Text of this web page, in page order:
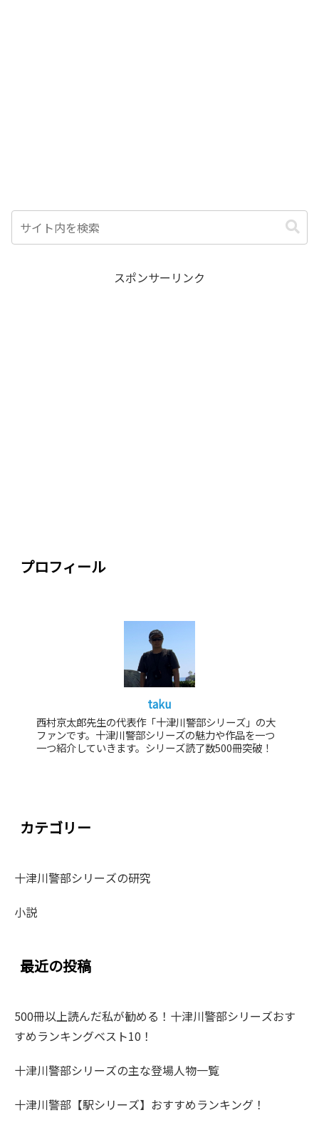
スポンサーリンク
プロフィール
taku
西村京太郎先生の代表作「十津川警部シリーズ」の大
ファンです。十津川警部シリーズの魅力や作品を一つ
一つ紹介していきます。シリーズ読了数500冊突破！
カテゴリー
十津川警部シリーズの研究
小説
最近の投稿
500冊以上読んだ私が勧める！十津川警部シリーズおす
すめランキングベスト10！
十津川警部シリーズの主な登場人物一覧
十津川警部【駅シリーズ】おすすめランキング！